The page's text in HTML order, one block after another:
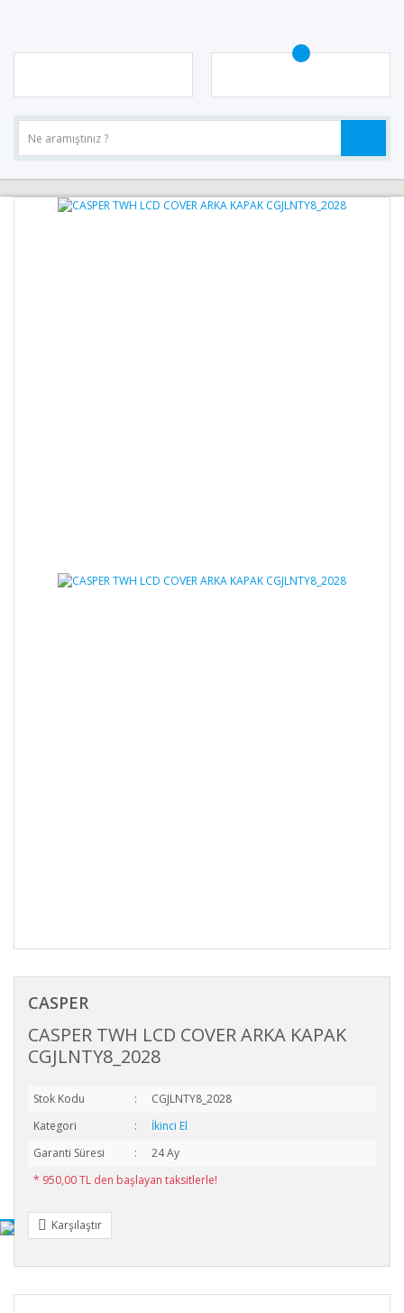
CASPER
CASPER TWH LCD COVER ARKA KAPAK
CGJLNTY8_2028
Stok Kodu
CGJLNTY8_2028
Kategori
İkinci El
Garanti Süresi
24 Ay
* 950,00 TL den başlayan taksitlerle!
Karşılaştır